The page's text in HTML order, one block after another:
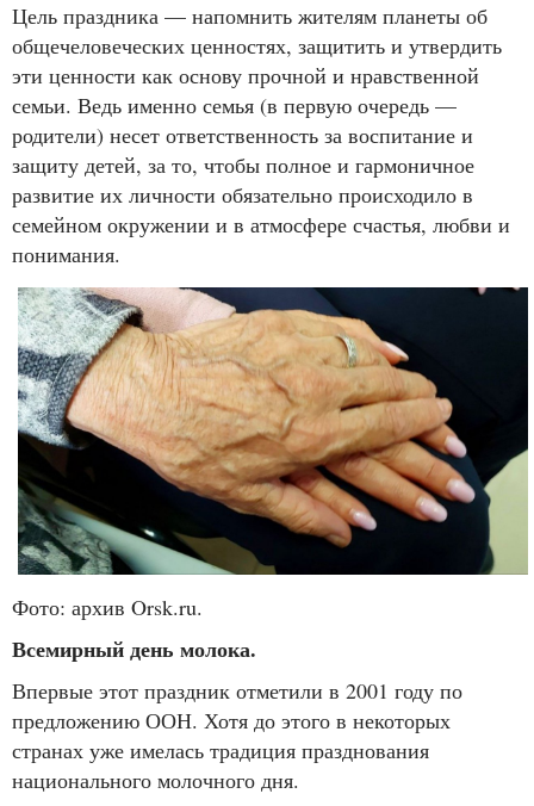
Цель праздника — напомнить жителям планеты об
общечеловеческих ценностях, защитить и утвердить
эти ценности как основу прочной и нравственной
семьи. Ведь именно семья (в первую очередь —
родители) несет ответственность за воспитание и
защиту детей, за то, чтобы полное и гармоничное
развитие их личности обязательно происходило в
семейном окружении и в атмосфере счастья, любви и
понимания.
Фото: архив Orsk.ru.
Всемирный день молока.
Впервые этот праздник отметили в 2001 году по
предложению ООН. Хотя до этого в некоторых
странах уже имелась традиция празднования
национального молочного дня.